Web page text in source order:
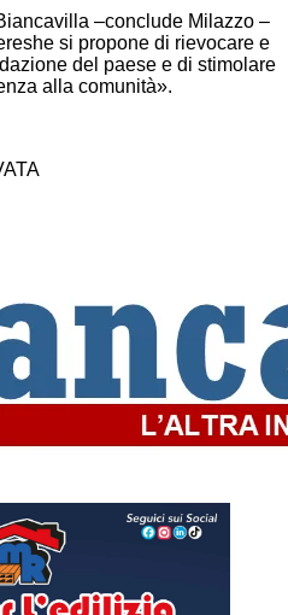
–conclude Milazzo –
si propone di rievocare e
del paese e di stimolare
alla comunità».